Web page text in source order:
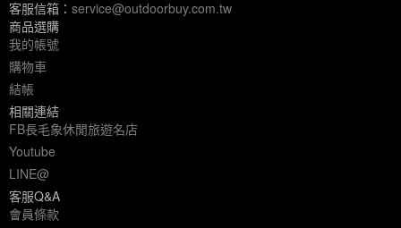
客服信箱： service@outdoorbuy.com.tw
商品選購
我的帳號
購物車
結帳
相關連結
FB長毛象休閒旅遊名店
Youtube
LINE@
客服Q&A
會員條款